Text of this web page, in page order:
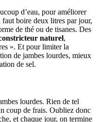
d’eau, pour améliorer
boire deux litres par jour,
de thé ou de tisanes. Des
naturel,
». Et pour limiter la
de jambes lourdes, mieux
de sel.
lourdes. Rien de tel
coup de frais. Oubliez donc
et chaque jour, on termine